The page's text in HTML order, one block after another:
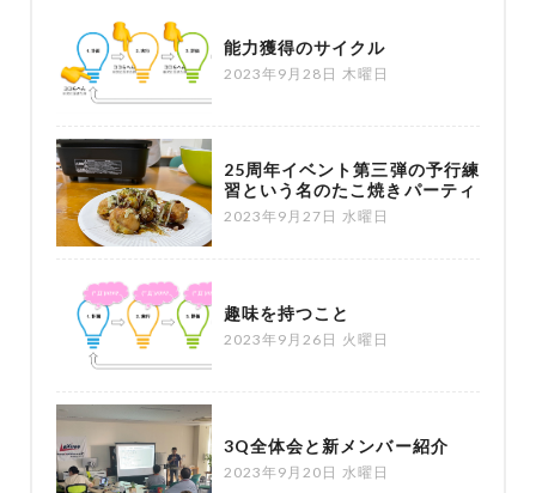
能力獲得のサイクル
2023年9月28日 木曜日
25周年イベント第三弾の予行練
習という名のたこ焼きパーティ
2023年9月27日 水曜日
趣味を持つこと
2023年9月26日 火曜日
3Q全体会と新メンバー紹介
2023年9月20日 水曜日